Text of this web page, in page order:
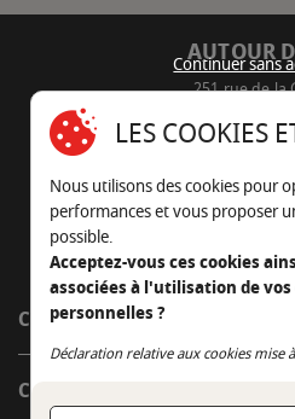
AUTOUR
251 rue de la
05 45
Nous envoyer
CÔTÉ OUTDOOR
CÔTÉ INDOOR
Continuer sans
LES COOKIES
Nous utilisons des cookies pour
performances et vous proposer
possible.
Acceptez-vous ces cookies
associées à l'utilisation de
personnelles ?
Déclaration relative aux cookies mise
Continuer sans